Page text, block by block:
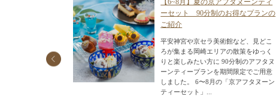
【6~8月】夏の京アフタヌーンティ
ーセット 90分制のお得なプランの
ご紹介
平安神宮や京セラ美術館など、見どこ
ろが集まる岡崎エリアの散策をゆっく
りと楽しみたい方に 90分制のアフタヌ
ーンティープランを期間限定でご用意
しました。 6〜8月の「京アフタヌーン
ティーセット」...